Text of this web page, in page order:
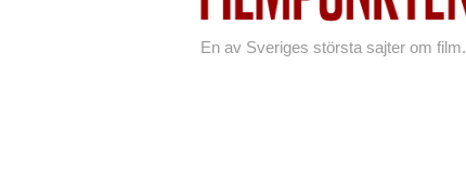
En av Sveriges största sajter om film.